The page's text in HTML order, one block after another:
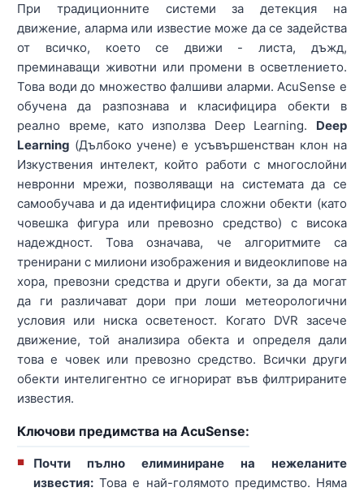
При традиционните системи за детекция на
движение, аларма или известие може да се задейства
от всичко, което се движи - листа, дъжд,
преминаващи животни или промени в осветлението.
Това води до множество фалшиви аларми. AcuSense е
обучена да разпознава и класифицира обекти в
реално време, като използва Deep Learning. Deep
Learning (Дълбоко учене) е усъвършенстван клон на
Изкуствения интелект, който работи с многослойни
невронни мрежи, позволяващи на системата да се
самообучава и да идентифицира сложни обекти (като
човешка фигура или превозно средство) с висока
надеждност. Това означава, че алгоритмите са
тренирани с милиони изображения и видеоклипове на
хора, превозни средства и други обекти, за да могат
да ги различават дори при лоши метеорологични
условия или ниска осветеност. Когато DVR засече
движение, той анализира обекта и определя дали
това е човек или превозно средство. Всички други
обекти интелигентно се игнорират във филтрираните
известия.
Ключови предимства на AcuSense:
Почти пълно елиминиране на нежеланите
известия: Това е най-голямото предимство. Няма